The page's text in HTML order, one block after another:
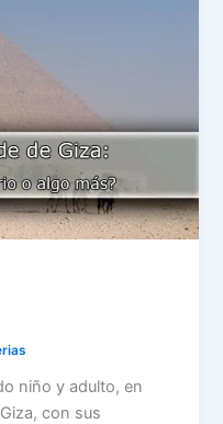
niño y adulto, en
con sus